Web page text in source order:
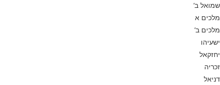
שמואל ב’
מלכים א
מלכים ב’
ישעיהו
יחזקאל
זכריה
דניאל